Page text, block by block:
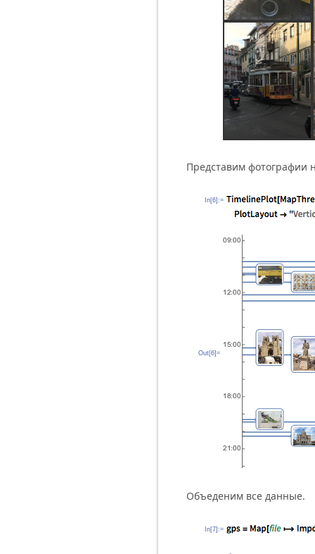
Представим фотографии
In[6]:=
Out[6]=
Объеденим все данные.
In[7]:=